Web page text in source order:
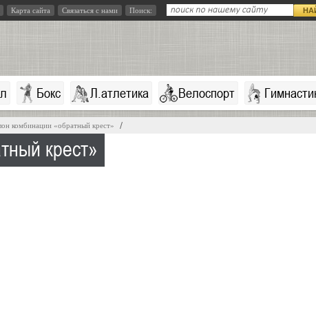
Карта сайта Связаться с нами Поиск:
Бокс Л.атлетика Велоспорт
комбинации «обратный крест»
крест»